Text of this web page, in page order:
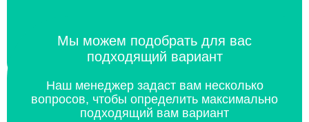
Мы можем подобрать для вас
подходящий вариант
Наш менеджер задаст вам несколько
вопросов, чтобы определить максимально
подходящий вам вариант